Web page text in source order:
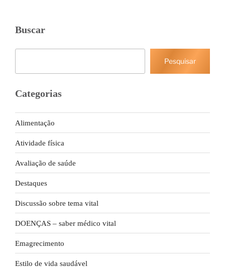
Buscar
Pesquisar
Categorias
Alimentação
Atividade física
Avaliação de saúde
Destaques
Discussão sobre tema vital
DOENÇAS – saber médico vital
Emagrecimento
Estilo de vida saudável